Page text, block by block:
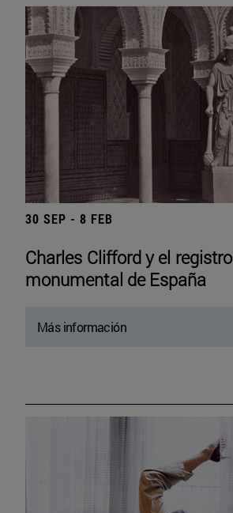
30 SEP - 8 FEB
Charles Clifford y el registro
monumental de España
Más información